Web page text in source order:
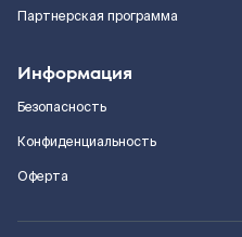
Партнерская программа
Информация
Безопасность
Конфиденциальность
Оферта